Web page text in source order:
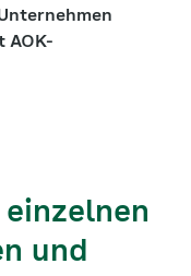
AOK-
und